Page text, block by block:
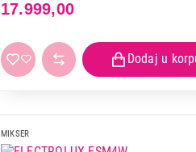
17.999,00
MIKSER